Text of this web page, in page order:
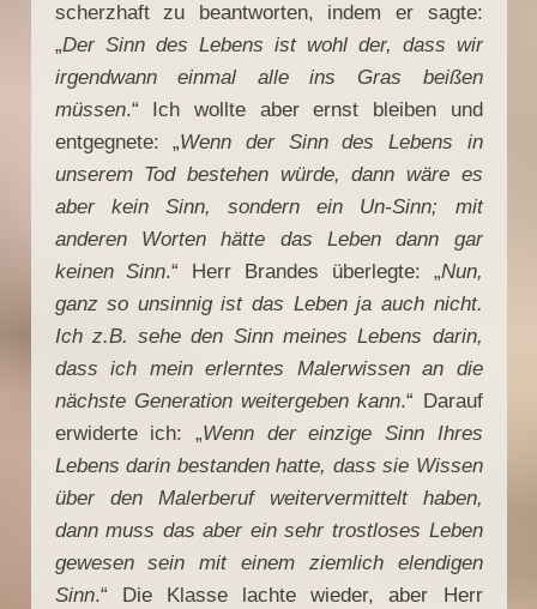
scherzhaft zu beantworten, indem er sagte:
„Der Sinn des Lebens ist wohl der, dass wir
irgendwann einmal alle ins Gras beißen
müssen.“ Ich wollte aber ernst bleiben und
entgegnete: „Wenn der Sinn des Lebens in
unserem Tod bestehen würde, dann wäre es
aber kein Sinn, sondern ein Un-Sinn; mit
anderen Worten hätte das Leben dann gar
keinen Sinn.“ Herr Brandes überlegte: „Nun,
ganz so unsinnig ist das Leben ja auch nicht.
Ich z.B. sehe den Sinn meines Lebens darin,
dass ich mein erlerntes Malerwissen an die
nächste Generation weitergeben kann.“ Darauf
erwiderte ich: „Wenn der einzige Sinn Ihres
Lebens darin bestanden hatte, dass sie Wissen
über den Malerberuf weitervermittelt haben,
dann muss das aber ein sehr trostloses Leben
gewesen sein mit einem ziemlich elendigen
Sinn.“ Die Klasse lachte wieder, aber Herr